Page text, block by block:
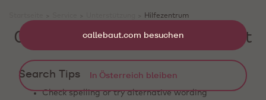
Hilfezentrum
0 Produkte werden angezeigt
Search Tips
Check spelling or try alternative wording
callebaut.com besuchen
In Österreich bleiben